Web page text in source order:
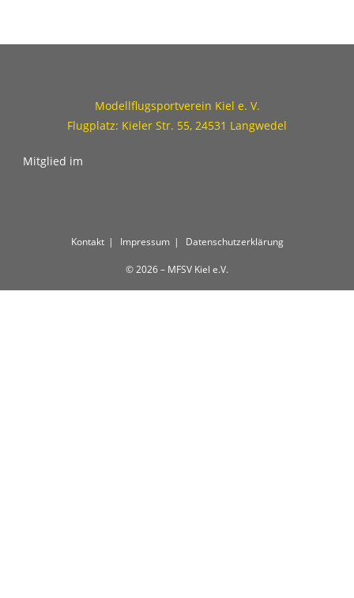
Modellflugsportverein Kiel e. V.
Flugplatz: Kieler Str. 55, 24531 Langwedel
Mitglied im
Kontakt Impressum Datenschutzerklärung
© 2026 – MFSV Kiel e.V.